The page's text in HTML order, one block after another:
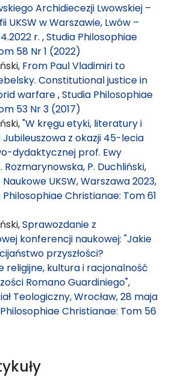
Archidiecezji Lwowskiej –
UKSW w Warszawie, Lwów –
r. ,Studia Philosophiae
58 Nr 1 (2022)
From Paul Vladimiri to
Constitutional justice in
warfare,Studia Philosophiae
53 Nr 3 (2017)
"W kręgu etyki, literatury i
Jubileuszowa z okazji 45-lecia
dydaktycznej prof. Ewy
Rozmarynowska, P. Duchliński,
UKSW, Warszawa 2023,
Philosophiae Christianae: Tom 61
Sprawozdanie z
konferencji naukowej: "Jakie
przyszłości?
religijne, kultura i racjonalność
Romano Guardiniego",
Teologiczny, Wrocław, 28 maja
Christianae: Tom 56